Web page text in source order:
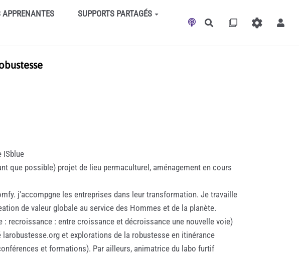
SUPPORTS PARTAGÉS
Rechercher
ISblue
que possible) projet de lieu permaculturel, aménagement en cours
j'accompgne les entreprises dans leur transformation. Je travaille
de valeur globale au service des Hommes et de la planète.
recroissance : entre croissance et décroissance une nouvelle voie)
et explorations de la robustesse en itinérance
et formations). Par ailleurs, animatrice du labo furtif